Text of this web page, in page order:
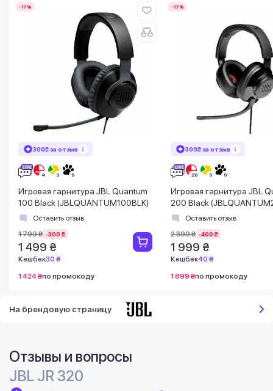
-17%
300₴ за отзыв
Игровая гарнитура JBL Quantum
100 Black (JBLQUANTUM100BLK)
Оставить отзыв
1 799 ₴ -300 ₴
1 499 ₴
Кешбек30 ₴
1 424 ₴по промокоду
-17%
300₴ за отзыв
Игровая гарнитура JBL
200 Black
Оставить отзыв
2 399 ₴ -400 ₴
1 999 ₴
Кешбек40 ₴
1 899 ₴по промокоду
На брендовую страницу
Отзывы и вопросы
JBL JR 320